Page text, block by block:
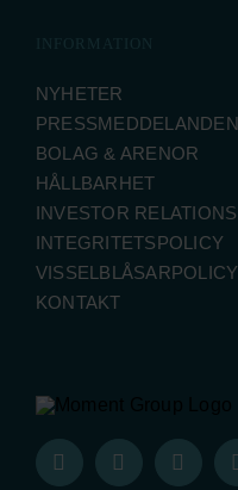
NYHETER
PRESSMEDDELANDEN
BOLAG & ARENOR
HÅLLBARHET
INVESTOR RELATIONS
INTEGRITETSPOLICY
VISSELBLÅSARPOLICY
KONTAKT